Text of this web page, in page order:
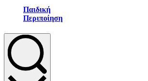
Παιδική
Περιποίηση